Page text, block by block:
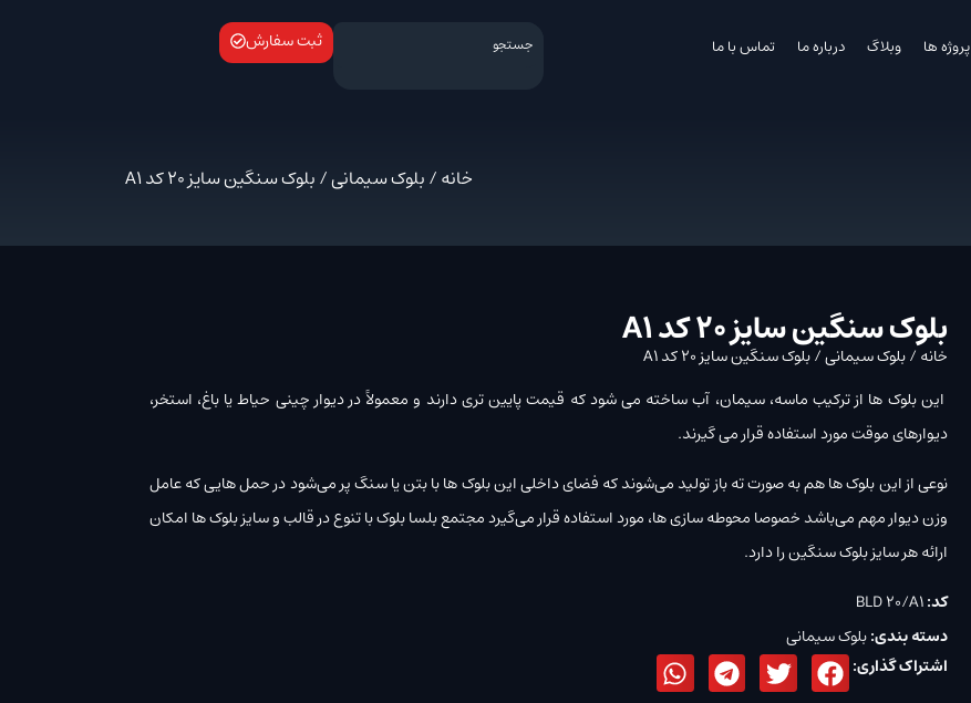
پروژه ها وبلاگ درباره ما تماس با ما ثبت سفارش
خانه/بلوک سیمانی/ بلوک سنگین سایز 20 کد A1
بلوک سنگین سایز 20 کد A1
خانه /بلوک سیمانی/ بلوک سنگین سایز 20 کد A1
این بلوک ها از ترکیب ماسه، سیمان، آب ساخته می شود که قیمت پایین تری دارند و معمولاً در دیوار چینی حیاط یا باغ، استخر،
دیوارهای موقت مورد استفاده قرار می گیرند.
نوعی از این بلوک ها هم به صورت ته باز تولید می‌شوند که فضای داخلی این بلوک ها با بتن یا سنگ پر می‌شود در حمل هایی که عامل
وزن دیوار مهم می‌باشد خصوصا محوطه سازی ها، مورد استفاده قرار می‌گیرد مجتمع بلسا بلوک با تنوع در قالب و سایز بلوک ها امکان
ارائه هر سایز بلوک سنگین را دارد.
کد:BLD 20/A1
دسته بندی:بلوک سیمانی
اشتراک گذاری: